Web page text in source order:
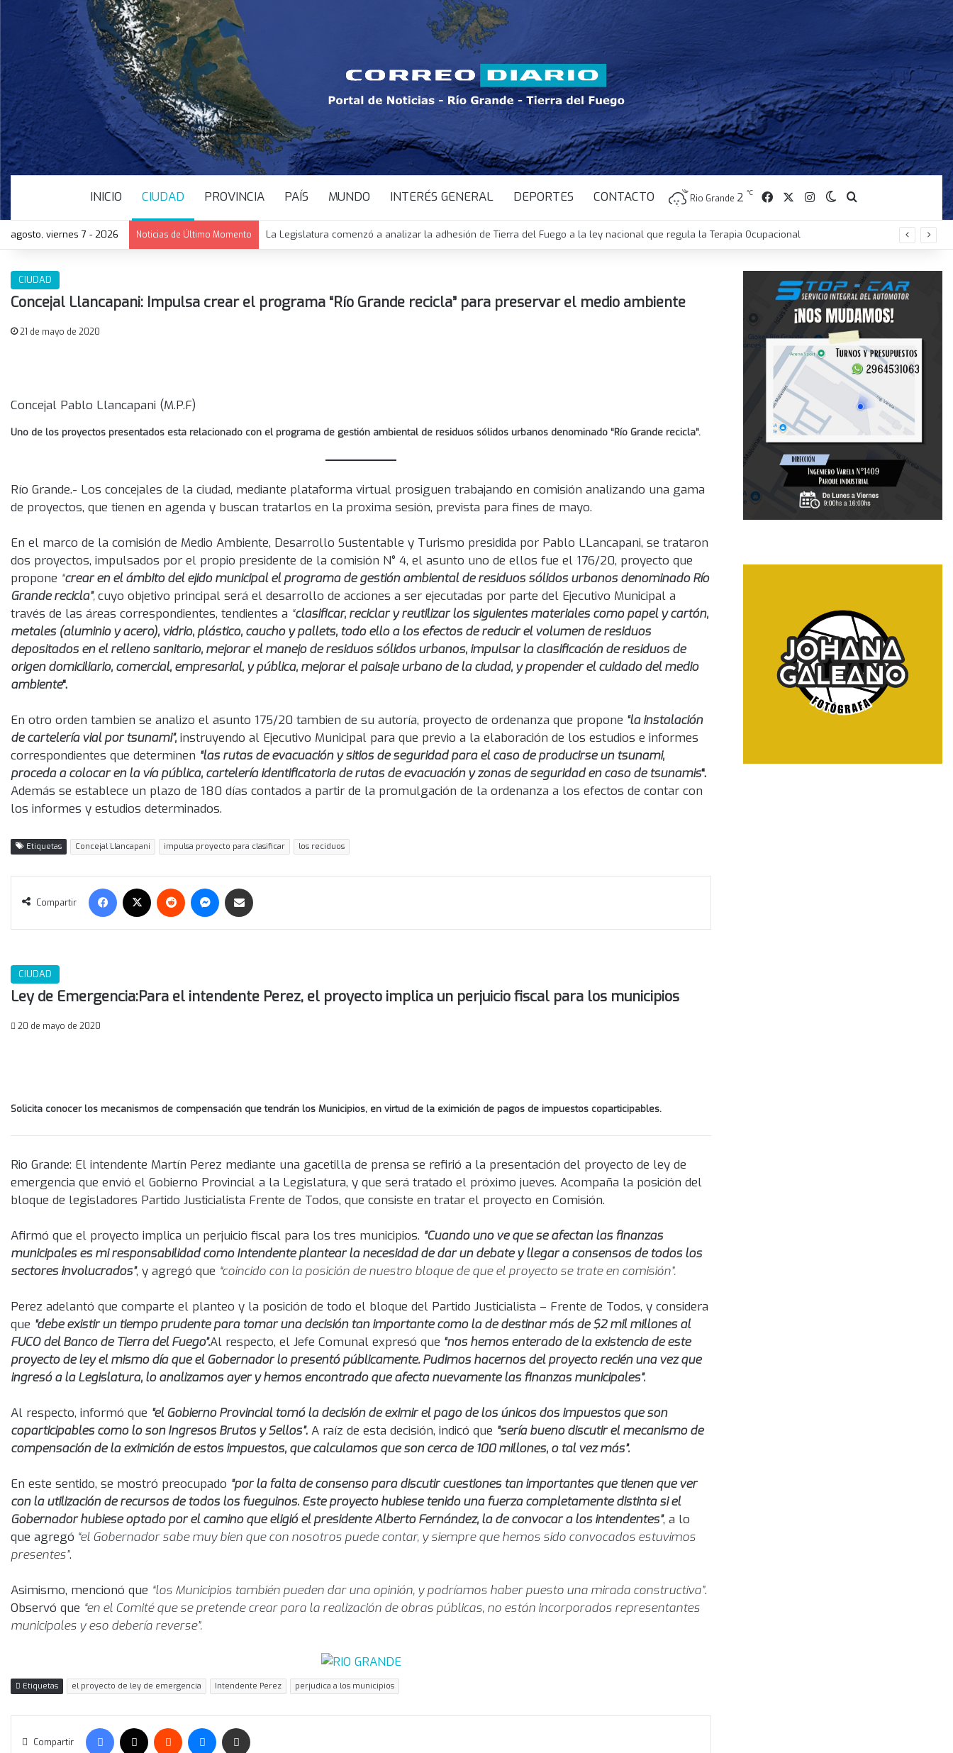
INICIO CIUDAD PROVINCIA PAÍS MUNDO INTERÉS GENERAL DEPORTES CONTACTO Rio Grande 2 ℃ FacebookInstagramSwitch skin
agosto, viernes 7 - 2026 Noticias de Último Momento La Legislatura comenzó a analizar la adhesión de Tierra del Fuego a la ley nacional que regula la Terapia Ocupacional
CIUDAD
Concejal Llancapani: Impulsa crear el programa “Río Grande recicla” para preservar el medio ambiente
21 de mayo de 2020
Concejal Pablo Llancapani (M.P.F)
Uno de los proyectos presentados esta relacionado con el programa de gestión ambiental de residuos sólidos urbanos denominado “Río Grande recicla”.
Río Grande.- Los concejales de la ciudad, mediante plataforma virtual prosiguen trabajando en comisión analizando una gama
de proyectos, que tienen en agenda y buscan tratarlos en la proxima sesión, prevista para fines de mayo.
En el marco de la comisión de Medio Ambiente, Desarrollo Sustentable y Turismo presidida por Pablo LLancapani, se trataron
dos proyectos, impulsados por el propio presidente de la comisión N° 4, el asunto uno de ellos fue el 176/20, proyecto que
propone “crear en el ámbito del ejido municipal el programa de gestión ambiental de residuos sólidos urbanos denominado Río
Grande recicla”,cuyo objetivo principal será el desarrollo de acciones a ser ejecutadas por parte del Ejecutivo Municipal a
través de las áreas correspondientes, tendientes a “clasificar, reciclar y reutilizar los siguientes materiales como papel y cartón,
metales (aluminio y acero), vidrio, plástico, caucho y pallets, todo ello a los efectos de reducir el volumen de residuos
depositados en el relleno sanitario, mejorar el manejo de residuos sólidos urbanos, impulsar la clasificación de residuos de
origen domiciliario, comercial, empresarial, y pública, mejorar el paisaje urbano de la ciudad, y propender el cuidado del medio
ambiente“.
En otro orden tambien se analizo el asunto 175/20 tambien de su autoría, proyecto de ordenanza que propone “la instalación
de cartelería vial por tsunami”, instruyendo al Ejecutivo Municipal para que previo a la elaboración de los estudios e informes
correspondientes que determinen “las rutas de evacuación y sitios de seguridad para el caso de producirse un tsunami,
proceda a colocar en la vía pública, cartelería identificatoria de rutas de evacuación y zonas de seguridad en caso de tsunamis“.
Además se establece un plazo de 180 días contados a partir de la promulgación de la ordenanza a los efectos de contar con
los informes y estudios determinados.
Etiquetas Concejal Llancapani impulsa proyecto para clasificar los reciduos
Compartir
Facebook Reddit Messenger